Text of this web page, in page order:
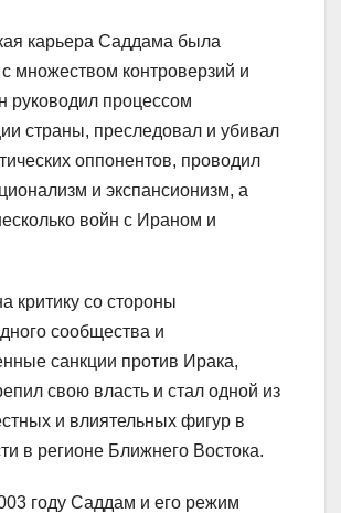
карьера Саддама была
множеством контроверзий и
руководил процессом
страны, преследовал и убивал
оппонентов, проводил
и экспансионизм, а
войн с Ираном и
критику со стороны
сообщества и
санкции против Ирака,
свою власть и стал одной из
и влиятельных фигур в
в регионе Ближнего Востока.
году Саддам и его режим